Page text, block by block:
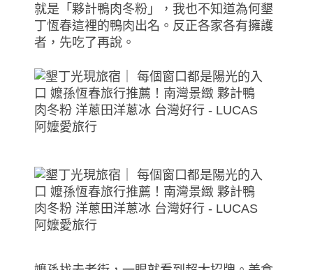
就是「夥計鴨肉冬粉」，我也不知道為何墾
丁恆春這裡的鴨肉出名。反正各家各有擁護
者，先吃了再說。